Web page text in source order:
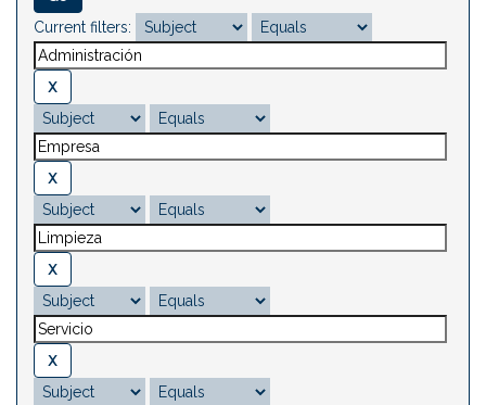
Current filters: